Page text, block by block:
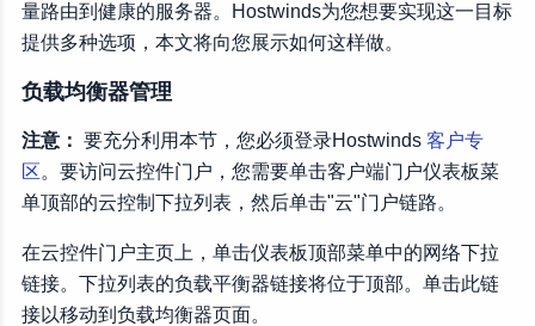
倾听者规则
量路由到健康的服务器。Hostwinds为您想要实现这一目标
提供多种选项，本文将向您展示如何这样做。
负载均衡器管理
注意： 要充分利用本节，您必须登录Hostwinds 客户专
区。要访问云控件门户，您需要单击客户端门户仪表板菜
单顶部的云控制下拉列表，然后单击"云"门户链路。
在云控件门户主页上，单击仪表板顶部菜单中的网络下拉
链接。下拉列表的负载平衡器链接将位于顶部。单击此链
接以移动到负载均衡器页面。